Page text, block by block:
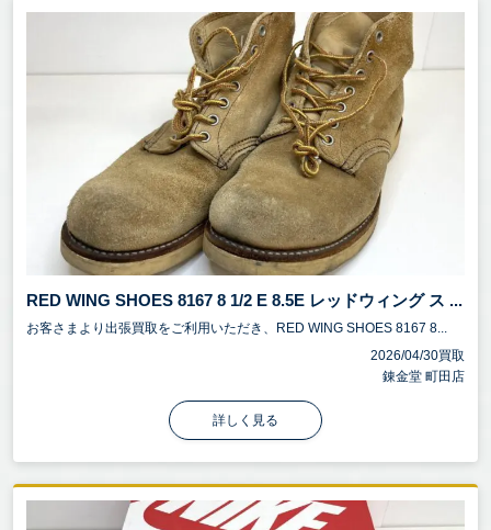
RED WING SHOES 8167 8 1/2 E 8.5E レッドウィング ス ...
お客さまより出張買取をご利用いただき、RED WING SHOES 8167 8...
2026/04/30買取
錬金堂 町田店
詳しく見る